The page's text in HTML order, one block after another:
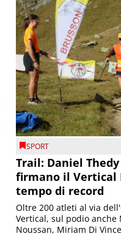
SPORT
Trail: Daniel
firmano il Vertical
tempo di record
Oltre 200 atleti al via
Vertical, sul podio
Noussan, Miriam Di